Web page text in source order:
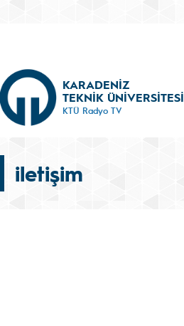
KARADENİZ
TEKNİK ÜNİVERSİTESİ
KTÜ Radyo TV
iletişim